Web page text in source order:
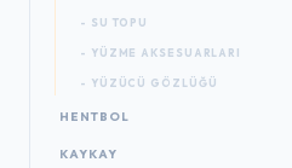
- SU TOPU
- YÜZME AKSESUARLARI
- YÜZÜCÜ GÖZLÜĞÜ
HENTBOL
KAYKAY